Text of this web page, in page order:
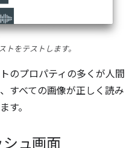
トをテストします。
のプロパティの多くが人間
すべての画像が正しく読み
す。
ュ画面